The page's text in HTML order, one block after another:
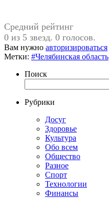
Средний рейтинг
0 из 5 звезд. 0 голосов.
Вам нужно авторизироваться
Метки: #Челябинская область
Поиск
Рубрики
Досуг
Здоровье
Культура
Обо всем
Общество
Разное
Спорт
Технологии
Финансы